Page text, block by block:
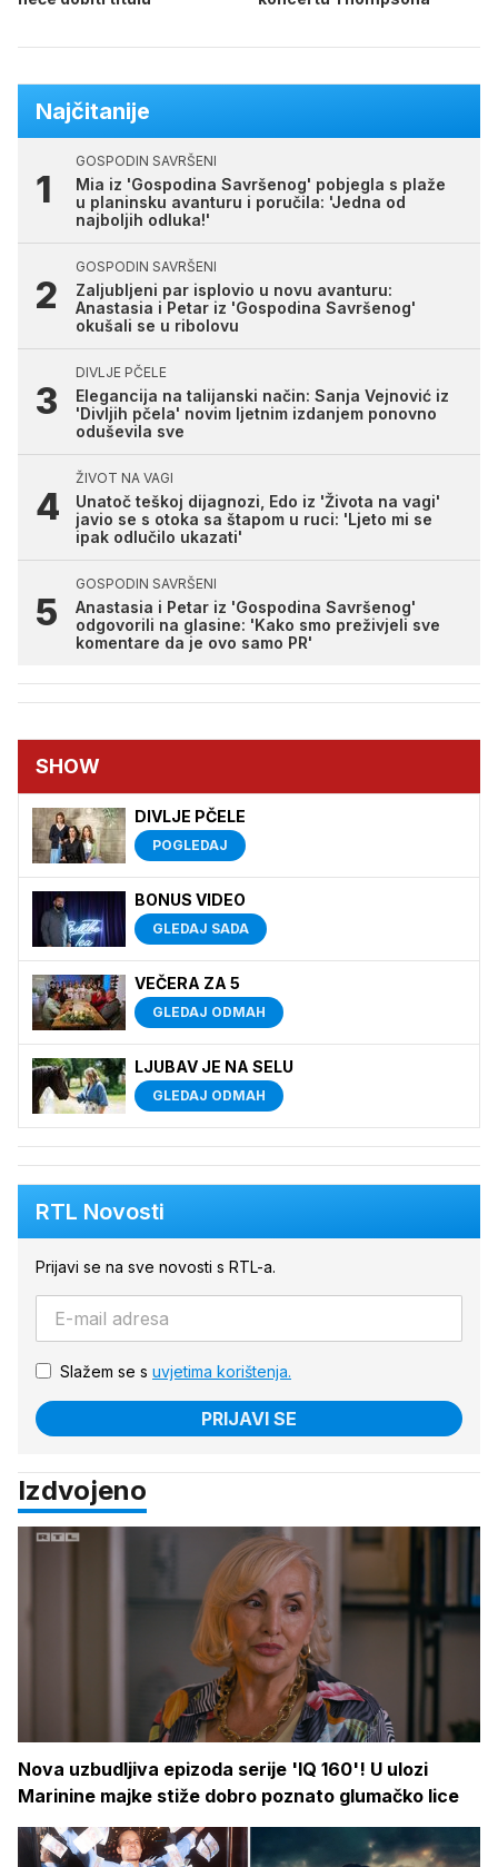
Najčitanije
GOSPODIN SAVRŠENI
Mia iz 'Gospodina Savršenog' pobjegla s plaže
u planinsku avanturu i poručila: 'Jedna od
najboljih odluka!'
GOSPODIN SAVRŠENI
Zaljubljeni par isplovio u novu avanturu:
Anastasia i Petar iz 'Gospodina Savršenog'
okušali se u ribolovu
DIVLJE PČELE
Elegancija na talijanski način: Sanja Vejnović iz
'Divljih pčela' novim ljetnim izdanjem ponovno
oduševila sve
ŽIVOT NA VAGI
Unatoč teškoj dijagnozi, Edo iz 'Života na vagi'
javio se s otoka sa štapom u ruci: 'Ljeto mi se
ipak odlučilo ukazati'
GOSPODIN SAVRŠENI
Anastasia i Petar iz 'Gospodina Savršenog'
odgovorili na glasine: 'Kako smo preživjeli sve
komentare da je ovo samo PR'
SHOW
DIVLJE PČELE
POGLEDAJ
BONUS VIDEO
GLEDAJ SADA
VEČERA ZA 5
GLEDAJ ODMAH
LJUBAV JE NA SELU
GLEDAJ ODMAH
RTL Novosti
Prijavi se na sve novosti s RTL-a.
Slažem se s uvjetima korištenja.
PRIJAVI SE
Izdvojeno
Nova uzbudljiva epizoda serije 'IQ 160'! U ulozi
Marinine majke stiže dobro poznato glumačko lice